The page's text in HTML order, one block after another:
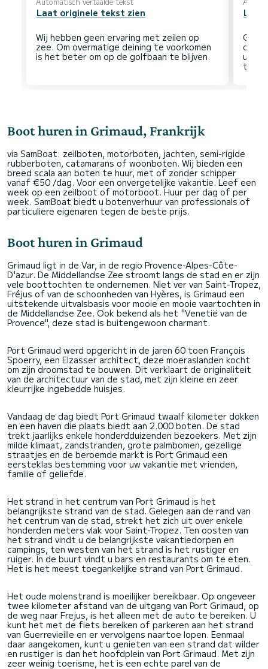
Laat originele tekst zien
Wij hebben geen ervaring met zeilen op
zee. Om overmatige deining te voorkomen
Laat
of
Boot huren in Grimaud, Frankrijk
via SamBoat: zeilboten, motorboten, jachten, semi-rigide
rubberboten, catamarans of woonboten. Wij bieden een
breed scala aan boten te huur, met of zonder schipper
vanaf €50 /dag. Voor een onvergetelijke vakantie. Leef een
week op een zeilboot of motorboot. Huur per dag of per
week. SamBoat biedt u botenverhuur van professionals of
particuliere eigenaren tegen de beste prijs.
Boot huren in Grimaud
Grimaud ligt in de Var, in de regio Provence-Alpes-Côte-
D'azur. De Middellandse Zee stroomt langs de stad en er zijn
vele boottochten te ondernemen. Niet ver van Saint-Tropez,
Fréjus of van de schoonheden van Hyères, is Grimaud een
uitstekende uitvalsbasis voor mooie en mooie vaartochten in
de Middellandse Zee. Ook bekend als het "Venetië van de
Provence", deze stad is buitengewoon charmant.
Port Grimaud werd opgericht in de jaren 60 toen François
Spoerry, een Elzasser architect, deze moeraslanden kocht
om zijn droomstad te bouwen. Dit verklaart de originaliteit
van de architectuur van de stad, met zijn kleine en zeer
kleurrijke ingebedde huisjes.
Vandaag de dag biedt Port Grimaud twaalf kilometer dokken
en een haven die plaats biedt aan 2.000 boten. De stad
trekt jaarlijks enkele honderdduizenden bezoekers. Met zijn
milde klimaat, zandstranden, grote palmbomen, gezellige
straatjes en de beroemde markt is Port Grimaud een
eersteklas bestemming voor uw vakantie met vrienden,
familie of geliefde.
Het strand in het centrum van Port Grimaud is het
belangrijkste strand van de stad. Gelegen aan de rand van
het centrum van de stad, strekt het zich uit over enkele
honderden meters vlak voor Saint-Tropez. Ten oosten van
het strand vindt u de belangrijkste vakantiedorpen en
campings, ten westen van het strand is het rustiger en
ruiger. In de buurt vindt u bars en restaurants om te eten.
Het is het meest toegankelijke strand van Port Grimaud.
Het oude molenstrand is moeilijker bereikbaar. Op ongeveer
twee kilometer afstand van de uitgang van Port Grimaud, op
de weg naar Frejus, is het alleen met de auto te bereiken. U
kunt het met de fiets bereiken of parkeren aan het strand
van Guerrevieille en er vervolgens naartoe lopen. Eenmaal
daar aangekomen, kunt u genieten van een strand dat wilder
en rustiger is dan het hoofdplein van Port Grimaud. Met zijn
zeer weinig toerisme, het is een echte parel van de